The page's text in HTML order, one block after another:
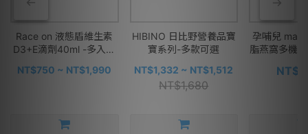
Race on 液態盾維生素
D3+E滴劑40ml -多入可
NT$750 ~ NT$1,990
HIBINO 日比野營養品寶
寶系列-多款可選
NT$1,332 ~ NT$1,512
NT$1,680
孕哺兒
脂燕窩多機